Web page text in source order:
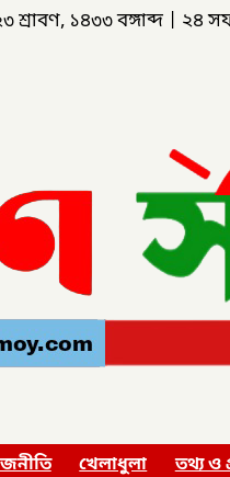
শ্রাবণ, ১৪৩৩ বঙ্গাব্দ ২৪
খেলাধুলা তথ্য ও